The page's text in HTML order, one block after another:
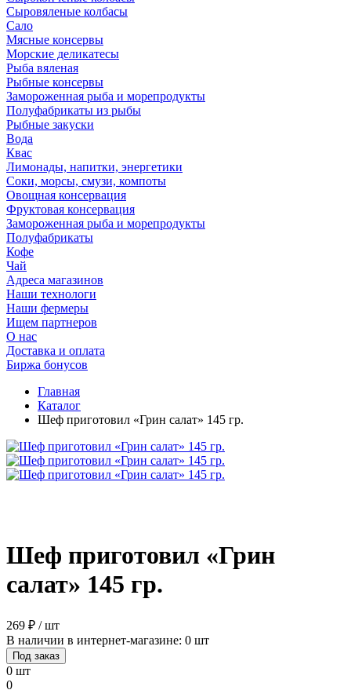
Сыровяленые колбасы
Сало
Мясные консервы
Морские деликатесы
Рыба вяленая
Рыбные консервы
Замороженная рыба и морепродукты
Полуфабрикаты из рыбы
Рыбные закуски
Вода
Квас
Лимонады, напитки, энергетики
Соки, морсы, смузи, компоты
Овощная консервация
Фруктовая консервация
Замороженная рыба и морепродукты
Полуфабрикаты
Кофе
Чай
Адреса магазинов
Наши технологи
Наши фермеры
Ищем партнеров
О нас
Доставка и оплата
Биржа бонусов
Главная
Каталог
Шеф приготовил «Грин салат» 145 гр.
Шеф приготовил «Грин
салат» 145 гр.
269 ₽ / шт
В наличии в интернет-магазине: 0 шт
Под заказ
0 шт
0